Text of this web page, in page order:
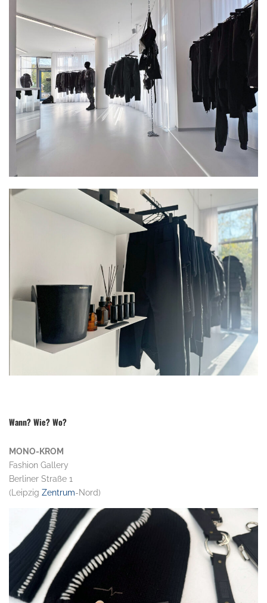
Wann? Wie? Wo?
MONO-KROM
Fashion Gallery
Berliner Straße 1
(Leipzig Zentrum-Nord)